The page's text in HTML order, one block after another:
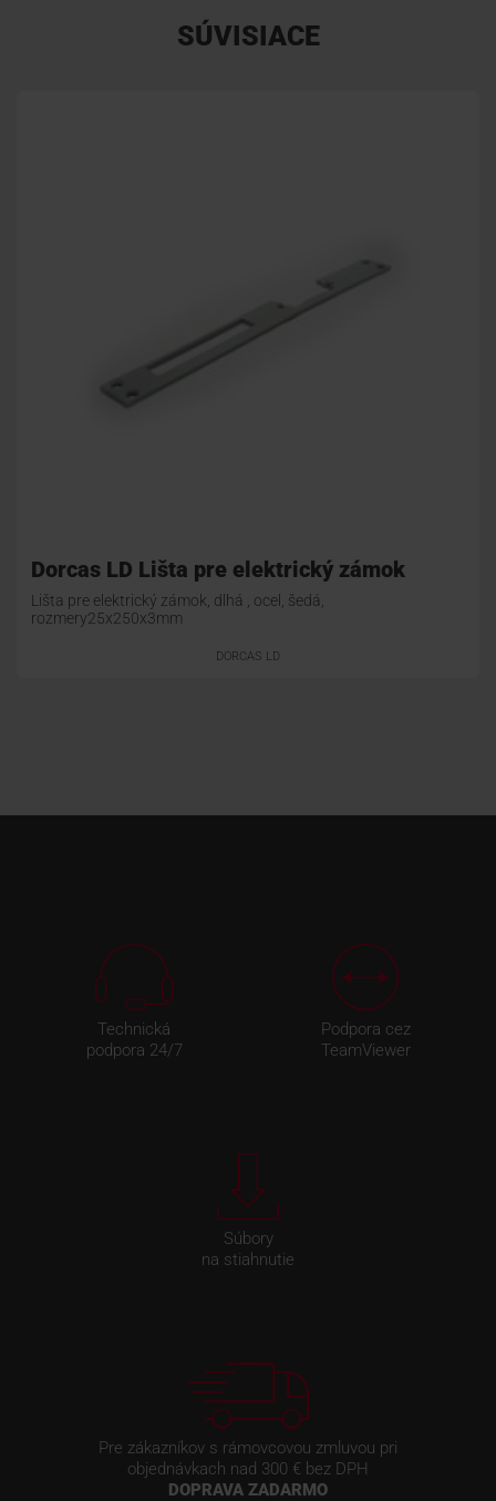
SÚVISIACE
Dorcas LD Lišta pre elektrický zámok
Lišta pre elektrický zámok, dlhá , ocel, šedá,
rozmery25x250x3mm
DORCAS LD
Technická
podpora 24/7
Podpora cez
TeamViewer
Súbory
na stiahnutie
Pre zákazníkov s rámovcovou zmluvou pri
objednávkach nad 300 € bez DPH
DOPRAVA ZADARMO